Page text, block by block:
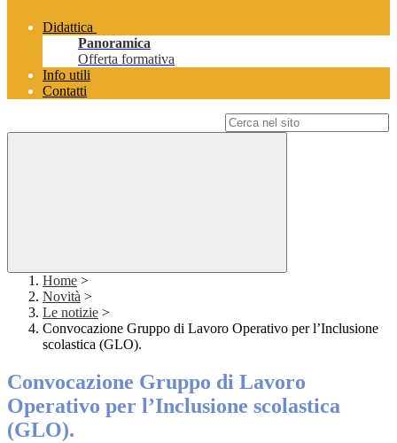
Didattica
Panoramica
Offerta formativa
Info utili
Contatti
Home >
Novità >
Le notizie >
Convocazione Gruppo di Lavoro Operativo per l’Inclusione
scolastica (GLO).
Convocazione Gruppo di Lavoro
Operativo per l’Inclusione scolastica
(GLO).